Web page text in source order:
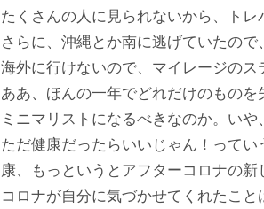
たくさんの人に見られないから、トレ
さらに、沖縄とか南に逃げていたの
海外に行けないので、マイレージの
ああ、ほんの一年でどれだけのもの
ミニマリストになるべきなのか。い
ただ健康だったらいいじゃん！って
康、もっというとアフターコロナの新
コロナが自分に気づかせてくれたこ